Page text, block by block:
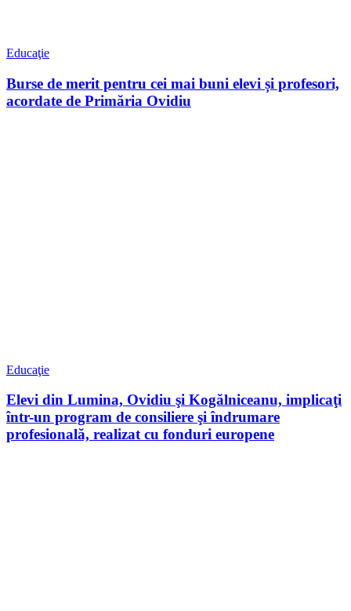
Educaţie
Burse de merit pentru cei mai buni elevi și profesori,
acordate de Primăria Ovidiu
Educaţie
Elevi din Lumina, Ovidiu şi Kogălniceanu, implicaţi
într-un program de consiliere şi îndrumare
profesională, realizat cu fonduri europene